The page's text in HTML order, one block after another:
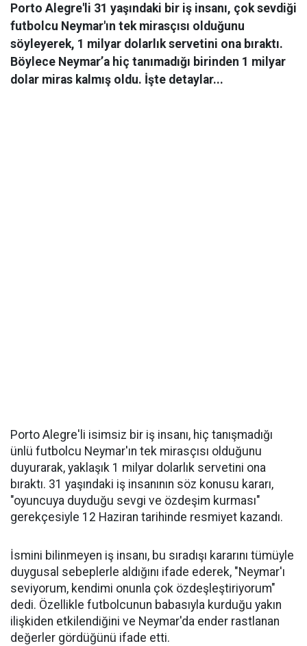
Porto Alegre'li 31 yaşındaki bir iş insanı, çok sevdiği
futbolcu Neymar'ın tek mirasçısı olduğunu
söyleyerek, 1 milyar dolarlık servetini ona bıraktı.
Böylece Neymar’a hiç tanımadığı birinden 1 milyar
dolar miras kalmış oldu. İşte detaylar...
Porto Alegre'li isimsiz bir iş insanı, hiç tanışmadığı
ünlü futbolcu Neymar'ın tek mirasçısı olduğunu
duyurarak, yaklaşık 1 milyar dolarlık servetini ona
bıraktı. 31 yaşındaki iş insanının söz konusu kararı,
"oyuncuya duyduğu sevgi ve özdeşim kurması"
gerekçesiyle 12 Haziran tarihinde resmiyet kazandı.
İsmini bilinmeyen iş insanı, bu sıradışı kararını tümüyle
duygusal sebeplerle aldığını ifade ederek, "Neymar'ı
seviyorum, kendimi onunla çok özdeşleştiriyorum"
dedi. Özellikle futbolcunun babasıyla kurduğu yakın
ilişkiden etkilendiğini ve Neymar'da ender rastlanan
değerler gördüğünü ifade etti.